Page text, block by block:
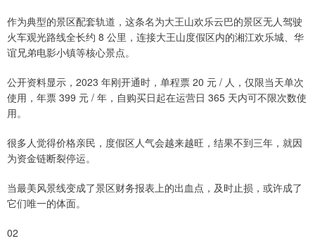
作为典型的景区配套轨道，这条名为大王山欢乐云巴的景区无人驾驶
火车观光路线全长约 8 公里，连接大王山度假区内的湘江欢乐城、华
谊兄弟电影小镇等核心景点。
公开资料显示，2023 年刚开通时，单程票 20 元 / 人，仅限当天单次
使用，年票 399 元 / 年，自购买日起在运营日 365 天内可不限次数使
用。
很多人觉得价格亲民，度假区人气会越来越旺，结果不到三年，就因
为资金链断裂停运。
当最美风景线变成了景区财务报表上的出血点，及时止损，或许成了
它们唯一的体面。
02